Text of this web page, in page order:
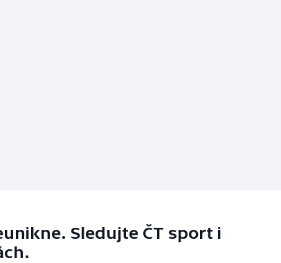
Sledujte ČT sport i